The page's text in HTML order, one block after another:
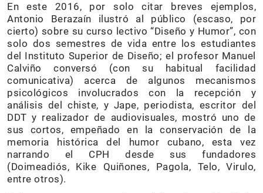
En este 2016, por solo citar breves ejemplos,
Antonio Berazaín ilustró al público (escaso, por
cierto) sobre su curso lectivo “Diseño y Humor”, con
solo dos semestres de vida entre los estudiantes
del Instituto Superior de Diseño; el profesor Manuel
Calviño conversó (con su habitual facilidad
comunicativa) acerca de algunos mecanismos
psicológicos involucrados con la recepción y
análisis del chiste, y Jape, periodista, escritor del
DDT y realizador de audiovisuales, mostró uno de
sus cortos, empeñado en la conservación de la
memoria histórica del humor cubano, esta vez
narrando el CPH desde sus fundadores
(Doimeadiós, Kike Quiñones, Pagola, Telo, Virulo,
entre otros).